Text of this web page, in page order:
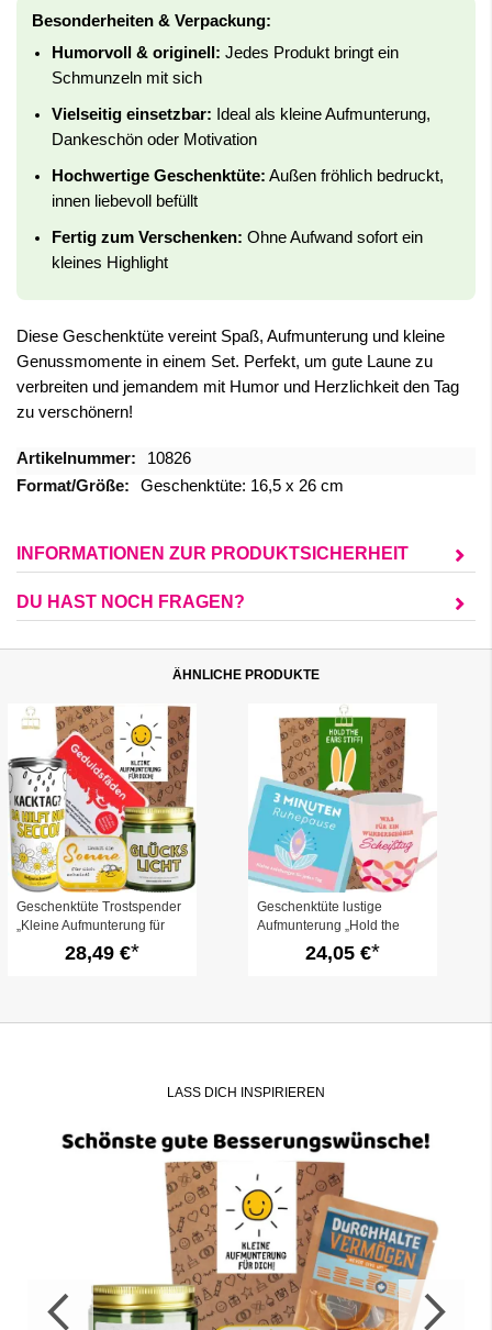
Besonderheiten & Verpackung:
Humorvoll & originell: Jedes Produkt bringt ein
Schmunzeln mit sich
Vielseitig einsetzbar: Ideal als kleine Aufmunterung,
Dankeschön oder Motivation
Hochwertige Geschenktüte: Außen fröhlich bedruckt,
innen liebevoll befüllt
Fertig zum Verschenken: Ohne Aufwand sofort ein
kleines Highlight
Diese Geschenktüte vereint Spaß, Aufmunterung und kleine
Genussmomente in einem Set. Perfekt, um gute Laune zu
verbreiten und jemandem mit Humor und Herzlichkeit den Tag
zu verschönern!
Mehr
Informationen
10826
Geschenktüte: 16,5 x 26 cm
INFORMATIONEN ZUR PRODUKTSICHERHEIT
DU HAST NOCH FRAGEN?
ÄHNLICHE PRODUKTE
Geschenktüte Trostspender
„Kleine Aufmunterung für
dich“ (Set 1)28,49 €
Geschenktüte lustige
Aufmunterung „Hold the
ears stiff!“ (Set 2)
24,05 €
LASS DICH INSPIRIEREN